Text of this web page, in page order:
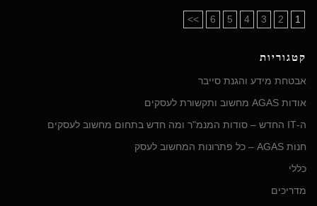
1
2
3
4
5
6
>>
קטגוריות
אבטחת מידע והגנת סייבר
אודות AGAS מחשוב ותקשורת לעסקים
ה-IT החדש – סודות המנמ"ר ומה חדש בתחום מחשוב לעסקים
חנות AGAS – כל פתרונות המחשוב לעסק
כללי
מדריכים